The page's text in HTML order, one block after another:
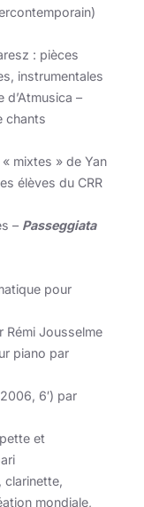
: pièces
instrumentales
d’Atmusica –
chants
mixtes » de Yan
élèves du CRR
– Passeggiata
pour
Rémi Jousselme
piano par
6′) par
et
clarinette,
mondiale,